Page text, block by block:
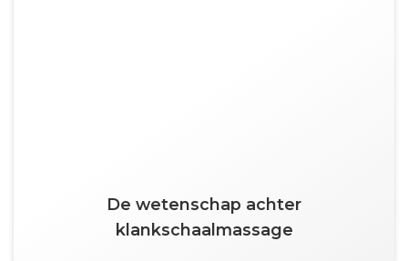
De wetenschap achter
klankschaalmassage